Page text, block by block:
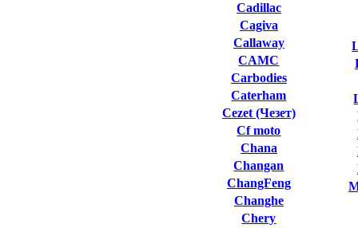
Cadillac
Cagiva
Callaway
CAMC
Carbodies
Caterham
Cezet (Чезет)
Cf moto
Chana
Changan
ChangFeng
Changhe
Chery